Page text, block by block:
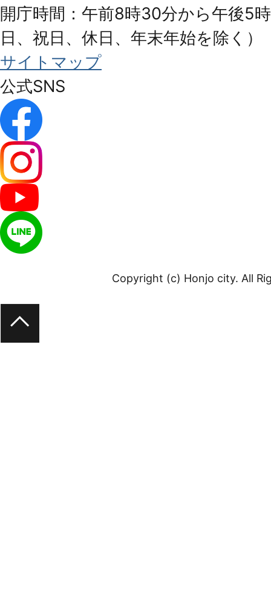
開庁時間：午前8時30分から午後5
日、祝日、休日、年末年始を除く）
サイトマップ
公式SNS
Copyright (c) Honjo city. All